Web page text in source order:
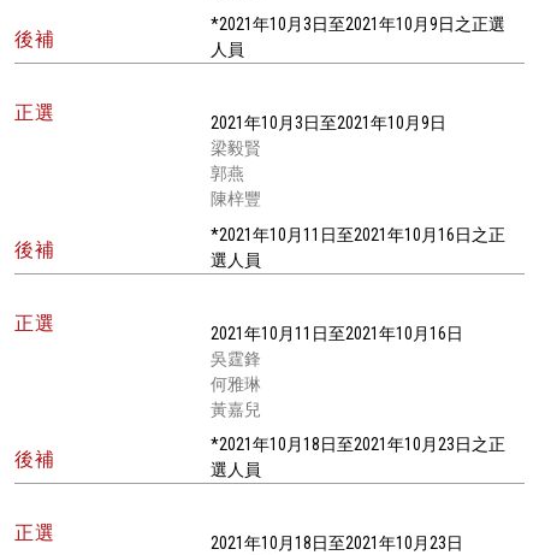
後補
*2021年10月3日至2021年10月9日之正選
人員
正選
2021年10月3日至2021年10月9日
梁毅賢
郭燕
陳梓豐
後補
*2021年10月11日至2021年10月16日之正
選人員
正選
2021年10月11日至2021年10月16日
吳霆鋒
何雅琳
黃嘉兒
後補
*2021年10月18日至2021年10月23日之正
選人員
正選
2021年10月18日至2021年10月23日